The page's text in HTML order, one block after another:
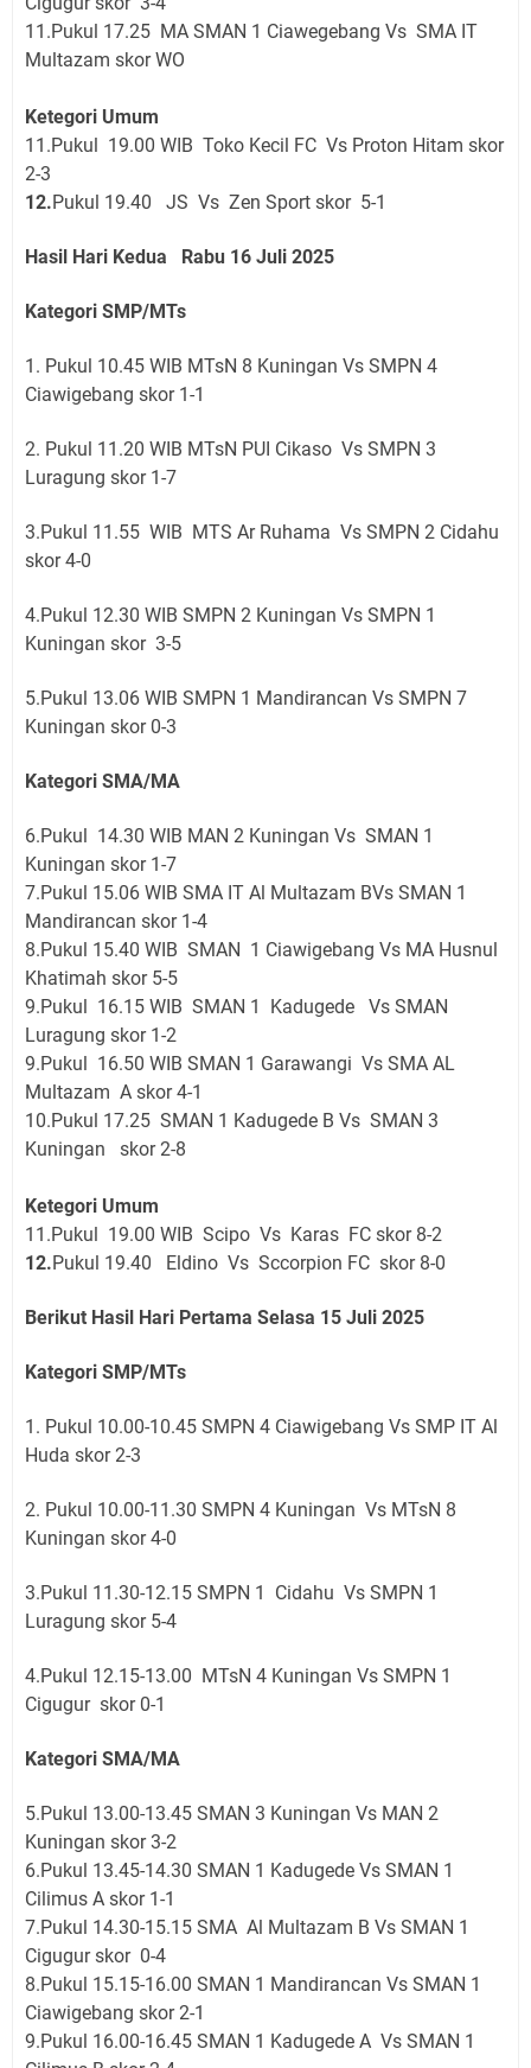
11.Pukul 17.25 MA SMAN 1 Ciawegebang Vs SMA IT
Multazam skor WO
Ketegori Umum
11.Pukul 19.00 WIB Toko Kecil FC Vs Proton Hitam skor
2-3
12.Pukul 19.40 JS Vs Zen Sport skor 5-1
Hasil Hari Kedua Rabu 16 Juli 2025
Kategori SMP/MTs
1. Pukul 10.45 WIB MTsN 8 Kuningan Vs SMPN 4
Ciawigebang skor 1-1
2. Pukul 11.20 WIB MTsN PUI Cikaso Vs SMPN 3
Luragung skor 1-7
3.Pukul 11.55 WIB MTS Ar Ruhama Vs SMPN 2 Cidahu
skor 4-0
4.Pukul 12.30 WIB SMPN 2 Kuningan Vs SMPN 1
Kuningan skor 3-5
5.Pukul 13.06 WIB SMPN 1 Mandirancan Vs SMPN 7
Kuningan skor 0-3
Kategori SMA/MA
6.Pukul 14.30 WIB MAN 2 Kuningan Vs SMAN 1
Kuningan skor 1-7
7.Pukul 15.06 WIB SMA IT Al Multazam BVs SMAN 1
Mandirancan skor 1-4
8.Pukul 15.40 WIB SMAN 1 Ciawigebang Vs MA Husnul
Khatimah skor 5-5
9.Pukul 16.15 WIB SMAN 1 Kadugede Vs SMAN
Luragung skor 1-2
9.Pukul 16.50 WIB SMAN 1 Garawangi Vs SMA AL
Multazam A skor 4-1
10.Pukul 17.25 SMAN 1 Kadugede B Vs SMAN 3
Kuningan skor 2-8
Ketegori Umum
11.Pukul 19.00 WIB Scipo Vs Karas FC skor 8-2
12.Pukul 19.40 Eldino Vs Sccorpion FC skor 8-0
Berikut Hasil Hari Pertama Selasa 15 Juli 2025
Kategori SMP/MTs
1. Pukul 10.00-10.45 SMPN 4 Ciawigebang Vs SMP IT Al
Huda skor 2-3
2. Pukul 10.00-11.30 SMPN 4 Kuningan Vs MTsN 8
Kuningan skor 4-0
3.Pukul 11.30-12.15 SMPN 1 Cidahu Vs SMPN 1
Luragung skor 5-4
4.Pukul 12.15-13.00 MTsN 4 Kuningan Vs SMPN 1
Cigugur skor 0-1
Kategori SMA/MA
5.Pukul 13.00-13.45 SMAN 3 Kuningan Vs MAN 2
Kuningan skor 3-2
6.Pukul 13.45-14.30 SMAN 1 Kadugede Vs SMAN 1
Cilimus A skor 1-1
7.Pukul 14.30-15.15 SMA Al Multazam B Vs SMAN 1
Cigugur skor 0-4
8.Pukul 15.15-16.00 SMAN 1 Mandirancan Vs SMAN 1
Ciawigebang skor 2-1
9.Pukul 16.00-16.45 SMAN 1 Kadugede A Vs SMAN 1